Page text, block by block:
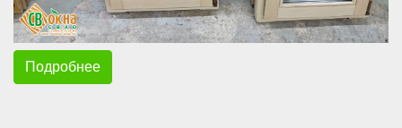
Подробнее